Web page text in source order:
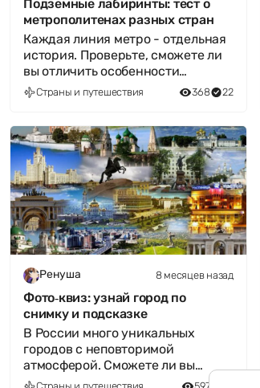
Подземные лабиринты: тест о
метрополитенах разных стран
Каждая линия метро - отдельная
история. Проверьте, сможете ли
вы отличить особенности
метрополитенов мира. Этот тест -
в
Страны и путешествия 368 22
Ренуша 8 месяцев назад
Фото‑квиз: узнай город по
снимку и подсказке
В России много уникальных
городов с неповторимой
атмосферой. Сможете ли вы
узнать их по фото и интересным